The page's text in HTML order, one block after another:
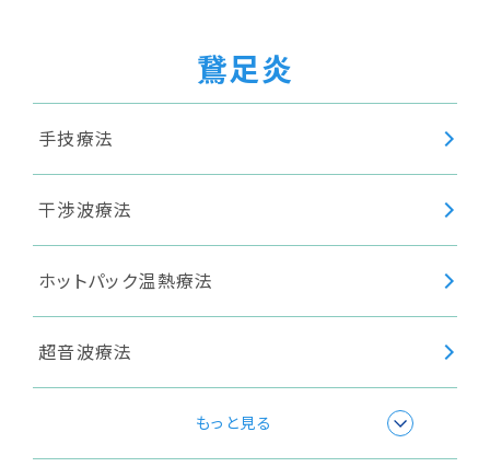
鵞足炎
手技療法
干渉波療法
ホットパック温熱療法
超音波療法
もっと見る